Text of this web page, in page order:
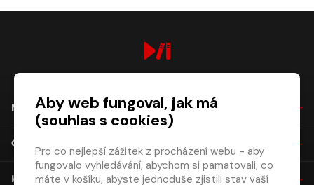
NÁKUP
O SPOLEČNOSTI
KONTAKT
Aby web fungoval, jak má
(souhlas s cookies)
Pro co nejlepší zážitek z procházení webu - aby
fungovalo vyhledávání, abychom si pamatovali, co
máte v košíku, abyste jednoduše zjistili stav vaší